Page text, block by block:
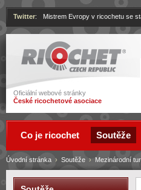
Ricochet
Oficiální webové stránky
České ricochetové asociace
Twitter: Mistrem Evropy v ricochetu se
Úvodní stránka › Soutěže › Mezinárodní
Co je ricochet Soutěže